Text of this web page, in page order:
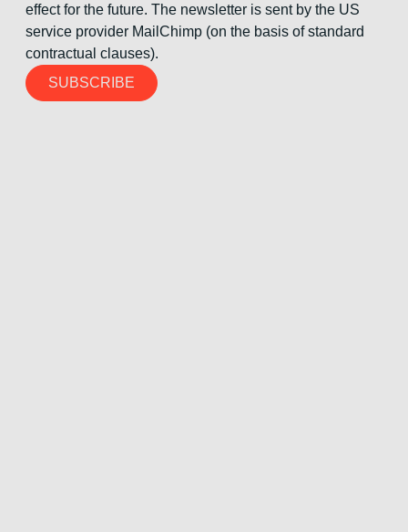
effect for the future. The newsletter is sent by the US
service provider MailChimp (on the basis of standard
contractual clauses).
SUBSCRIBE